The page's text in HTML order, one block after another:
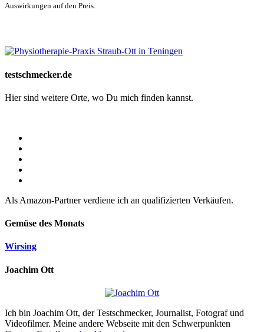
Auswirkungen auf den Preis.
testschmecker.de
Hier sind weitere Orte, wo Du mich finden kannst.
Als Amazon-Partner verdiene ich an qualifizierten Verkäufen.
Gemüse des Monats
Wirsing
Joachim Ott
Ich bin Joachim Ott, der Testschmecker, Journalist, Fotograf und
Videofilmer. Meine andere Webseite mit den Schwerpunkten